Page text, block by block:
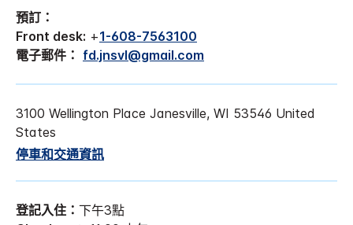
預訂：
Front desk: +1-608-7563100
電子郵件： fd.jnsvl@gmail.com
3100 Wellington Place Janesville, WI 53546 United
States
停車和交通資訊
登記入住： 下午3點